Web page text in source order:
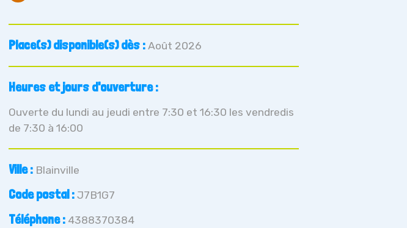
Place(s) disponible(s) dès : Août 2026
Heures et jours d'ouverture :
Ouverte du lundi au jeudi entre 7:30 et 16:30 les vendredis
de 7:30 à 16:00
Ville : Blainville
Code postal : J7B1G7
Téléphone : 4388370384